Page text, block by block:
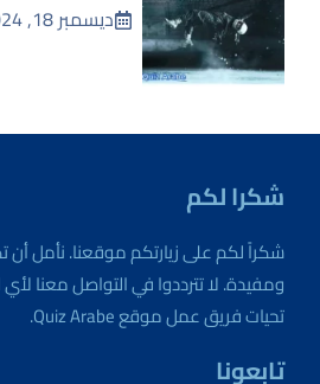
ديسمبر 18, 2024
شكرا لكم
شكراً لكم على زيارتكم موقعنا. نأمل
ومفيدة. لا تترددوا في التواصل معنا
تحيات فريق عمل موقع Quiz Arabe.
تابعونا